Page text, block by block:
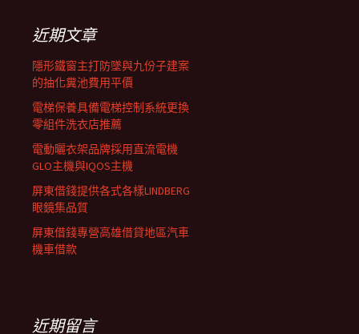
列近期文章
隱形鐵窗主打防墜與九份子建案
的抽化糞池費用平價
電梯保養具備電梯控制系統更換
零組件洗衣店推薦
電動曬衣架品牌採用直流電機
GLO主機與IQOS主機
屏東借錢提供各式各樣LINDBERG
眼鏡集品質
屏東借錢專營高雄借貸地區汽車
機車借款
近期留言